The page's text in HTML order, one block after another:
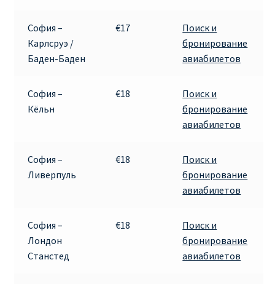
ПРИЛОЖЕНИЕ RYANAIR НА РУССКОМ
ПРОВОЗ БАГАЖА RYANAIR – ПРАВИЛА
РАЙАНЭЙР НА РУССКОМ | КНФТФШК
Регистрация ребенка на рейс RYANAIR
Рождественские направления от € 9
Райнэйр на русском
София –
Карлсруэ /
Баден-Баден
€17
Поиск и
бронирование
авиабилетов
София –
Кёльн
€18
Поиск и
бронирование
авиабилетов
София –
Ливерпуль
€18
Поиск и
бронирование
авиабилетов
София –
Лондон
Станстед
€18
Поиск и
бронирование
авиабилетов